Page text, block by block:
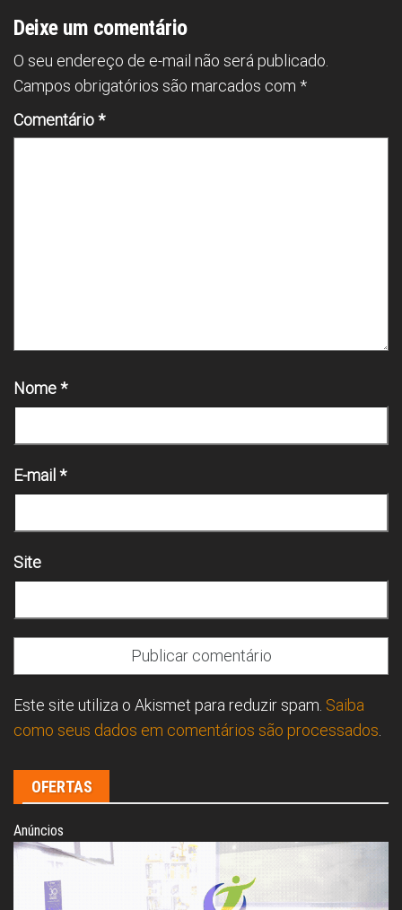
Deixe um comentário
O seu endereço de e-mail não será publicado.
Campos obrigatórios são marcados com *
Comentário*
Nome*
E-mail*
Site
Este site utiliza o Akismet para reduzir spam. Saiba
como seus dados em comentários são processados
OFERTAS
Anúncios